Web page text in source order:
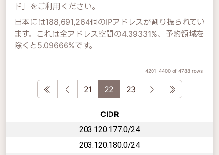
ド」をご利用ください。
日本には188,691,264個のIPアドレスが割り振られてい
ます。これは全アドレス空間の4.39331%、予約領域を
除くと5.09666%です。
4201-4400 of 4788 rows
First Previous
21 22 23 Next Last
CIDR
203.120.177.0/24
203.120.180.0/24